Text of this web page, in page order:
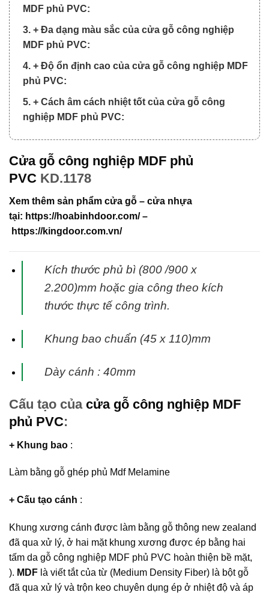
MDF phủ PVC:
3. + Đa dạng màu sắc của cửa gỗ công nghiệp
MDF phủ PVC:
4. + Độ ổn định cao của cửa gỗ công nghiệp MDF
phủ PVC:
5. + Cách âm cách nhiệt tốt của cửa gỗ công
nghiệp MDF phủ PVC:
Cửa gỗ công nghiệp MDF phủ
PVC KD.1178
Xem thêm sản phẩm cửa gỗ – cửa nhựa
tại: https://hoabinhdoor.com/–
https://kingdoor.com.vn/
Kích thước phủ bì (800 /900 x
2.200)mm hoặc gia công theo kích
thước thực tếcông trình.
Khung bao chuẩn (45 x 110)mm
Dày cánh : 40mm
Cấu tạo của cửa gỗ công nghiệp MDF
phủ PVC:
+ Khung bao :
Làm bằng gỗ ghép phủ Mdf Melamine
+ Cấu tạo cánh :
Khung xương cánh được làm bằng gỗ thông new zealand
đã qua xử lý, ở hai mặt khung xương được ép bằng hai
tấm da gỗ công nghiệp MDF phủ PVC hoàn thiện bề mặt,
). MDF là viết tắt của từ (Medium Density Fiber) là bột gỗ
đã qua xử lý và trộn keo chuyên dụng ép ở nhiệt độ và áp